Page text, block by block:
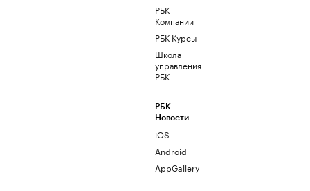
РБК
Компании
РБК Курсы
Школа
управления
РБК
РБК
Новости
iOS
Android
AppGallery